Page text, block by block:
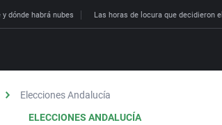
dónde habrá nubes Las horas de locura que decidieron
Elecciones Andalucía
ELECCIONES ANDALUCÍA